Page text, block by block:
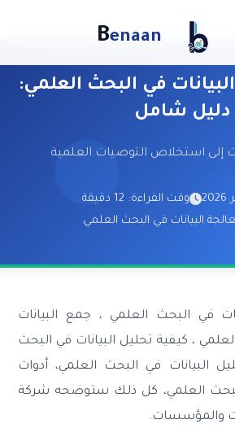
Benaan
في البحث العلمي:
دليل شامل
إلى استخلاص التوصيات العلمية
وقت القراءة: 12 دقيقة
البيانات في البحث العلمي
في البحث العلمي ، جمع البيانات
، كيفية تحليل البيانات في البحث
البيانات في البحث العلمي، أدوات
البحث العلمي، كل ذلك ستوضحه شركة
والمؤسسات.